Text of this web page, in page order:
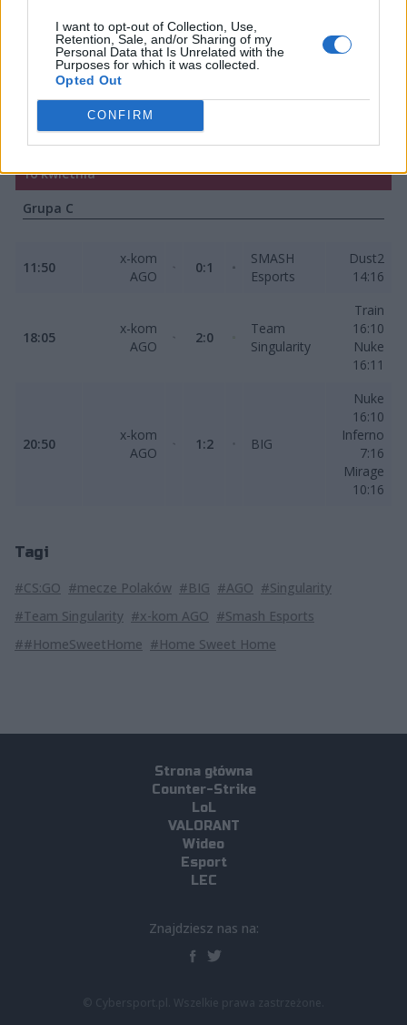
I want to opt-out of Collection, Use,
Retention, Sale, and/or Sharing of my
Personal Data that Is Unrelated with the
Purposes for which it was collected.
Opted Out
CONFIRM
do siedmiu. Niestety, dynamika z drugiej mapy przez
większość czasu utrzymała się także na decydującym
Mirage'u, przez co to rywale będą kłaść się spać w
lepszych humorach.
Poniżej komplet czwartkowych wyników x-kom AGO
16 kwietnia
Grupa C
11:50
x-kom
AGO
0:1
SMASH
Esports
Dust2
14:16
18:05
x-kom
AGO
2:0
Team
Singularity
Train
16:10
Nuke
16:11
20:50
x-kom
AGO
1:2 BIG
Nuke
16:10
Inferno
7:16
Mirage
10:16
Tagi
#CS:GO #mecze Polaków #BIG #AGO #Singularity
#Team Singularity #x-kom AGO #Smash Esports
##HomeSweetHome #Home Sweet Home
Strona główna
Counter-Strike
LoL
VALORANT
Wideo
Esport
LEC
Znajdziesz nas na: